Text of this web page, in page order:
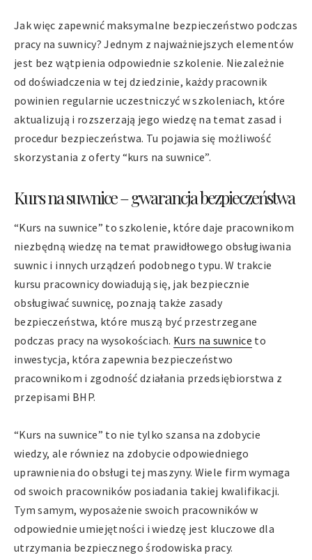
Jak więc zapewnić maksymalne bezpieczeństwo podczas
pracy na suwnicy? Jednym z najważniejszych elementów
jest bez wątpienia odpowiednie szkolenie. Niezależnie
od doświadczenia w tej dziedzinie, każdy pracownik
powinien regularnie uczestniczyć w szkoleniach, które
aktualizują i rozszerzają jego wiedzę na temat zasad i
procedur bezpieczeństwa. Tu pojawia się możliwość
skorzystania z oferty “kurs na suwnice”.
Kurs na suwnice – gwarancja bezpieczeństwa
“Kurs na suwnice” to szkolenie, które daje pracownikom
niezbędną wiedzę na temat prawidłowego obsługiwania
suwnic i innych urządzeń podobnego typu. W trakcie
kursu pracownicy dowiadują się, jak bezpiecznie
obsługiwać suwnicę, poznają także zasady
bezpieczeństwa, które muszą być przestrzegane
podczas pracy na wysokościach. Kurs na suwnice to
inwestycja, która zapewnia bezpieczeństwo
pracownikom i zgodność działania przedsiębiorstwa z
przepisami BHP.
“Kurs na suwnice” to nie tylko szansa na zdobycie
wiedzy, ale równiez na zdobycie odpowiedniego
uprawnienia do obsługi tej maszyny. Wiele firm wymaga
od swoich pracowników posiadania takiej kwalifikacji.
Tym samym, wyposażenie swoich pracowników w
odpowiednie umiejętności i wiedzę jest kluczowe dla
utrzymania bezpiecznego środowiska pracy.